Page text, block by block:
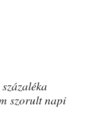
szorult napi